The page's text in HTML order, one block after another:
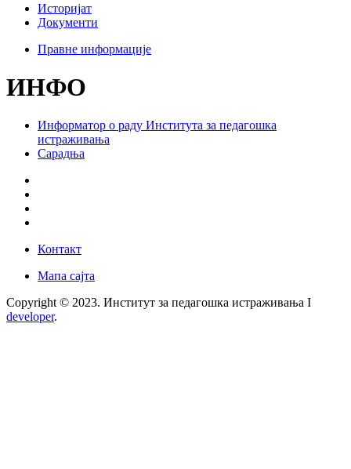
Историјат
Документи
Правне информације
ИНФО
Информатор о раду Института за педагошка
истраживања
Сарадња
Контакт
Мапа сајта
Copyright © 2023. Институт за педагошка истраживања I
developer.